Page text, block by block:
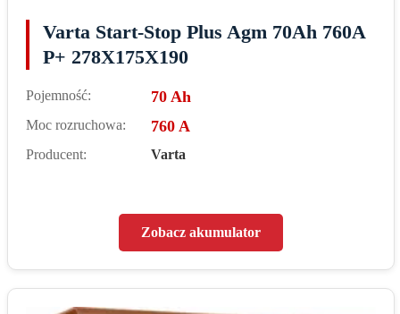
Varta Start-Stop Plus Agm 70Ah 760A
P+ 278X175X190
Pojemność: 70 Ah
Moc rozruchowa: 760 A
Producent: Varta
Zobacz akumulator